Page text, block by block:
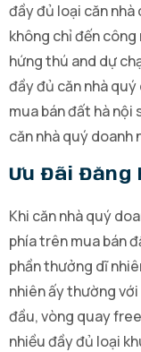
đầy đủ loại căn
không chỉ đến
hứng thú and dự
đầy đủ căn nhà
mua bán đất hà nội
căn nhà quý doanh
Ưu Đãi Đăng
Khi căn nhà quý
phía trên mua bán
phần thưởng dĩ
nhiên ấy thường
đầu, vòng quay
nhiều đầy đủ loại